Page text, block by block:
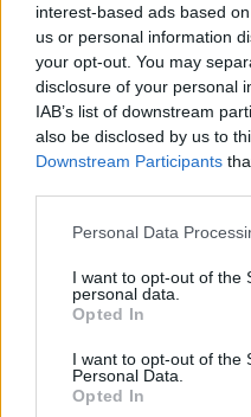
interest-based ads based
us or personal information
your opt-out. You may
disclosure of your personal
IAB’s list of downstream
also be disclosed by us to
Downstream Participants
Please note that this
not limited to your visit or
grant or deny consent to
use your data for below
consent section.
Personal Data
I want to opt-out of the
personal data.
Opted In
I want to opt-out of the
Personal Data.
Opted In